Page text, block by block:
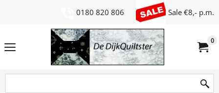
0180 820 806 Sale €8,- p.m.
0